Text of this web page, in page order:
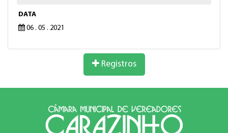
DATA
06 . 05 . 2021
Registros